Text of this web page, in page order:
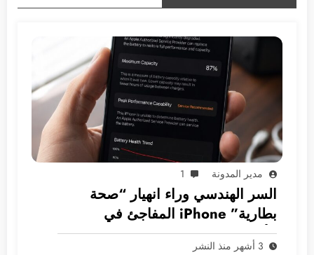
مدير المدونة 1
السر الهندسي وراء انهيار “صحة
بطارية” iPhone المفاجئ في
الأسواق العربية
3 أشهر منذ النشر